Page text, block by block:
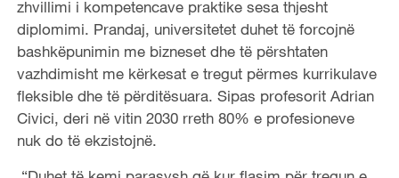
zhvillimi i kompetencave praktike sesa thjesht
diplomimi. Prandaj, universitetet duhet të forcojnë
bashkëpunimin me bizneset dhe të përshtaten
vazhdimisht me kërkesat e tregut përmes kurrikulave
fleksible dhe të përditësuara. Sipas profesorit Adrian
Civici, deri në vitin 2030 rreth 80% e profesioneve
nuk do të ekzistojnë.